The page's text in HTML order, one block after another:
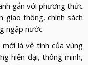
gắn với phương thức
thông, chính sách
ngập nước.
là vệ tinh của vùng
hiện đại, thông minh,